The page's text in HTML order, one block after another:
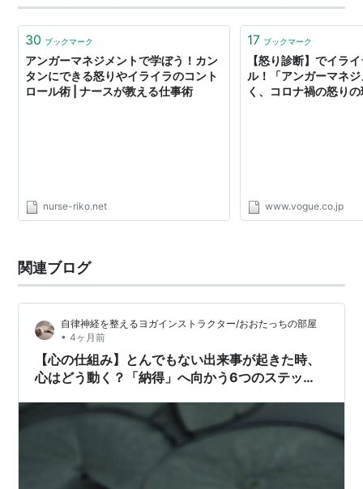
30 ブックマーク
アンガーマネジメントで学ぼう！カン
タンにできる怒りやイライラのコント
ロール術 | ナースが教える仕事術
nurse-riko.net
17 ブックマーク
【怒り診断】でイラ
ル！「アンガーマネ
く、コロナ禍の怒り
www.vogue.co.jp
関連ブログ
自律神経を整えるヨガインストラクター/おおたっちの部屋
• 4ヶ月前
【心の仕組み】とんでもない出来事が起きた時、
心はどう動く？「納得」へ向かう6つのステッ